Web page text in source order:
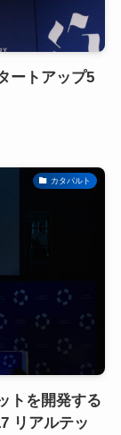
ートアップ5
カタパルト
トを開発する
リアルテッ